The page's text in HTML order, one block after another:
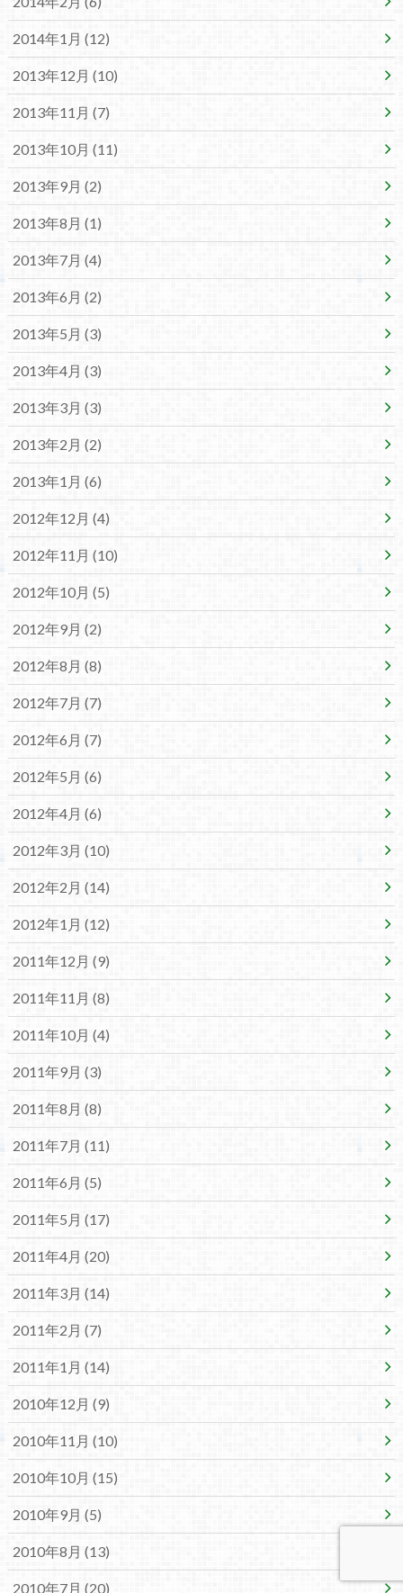
2014年1月 (12)
2013年12月 (10)
2013年11月 (7)
2013年10月 (11)
2013年9月 (2)
2013年8月 (1)
2013年7月 (4)
2013年6月 (2)
2013年5月 (3)
2013年4月 (3)
2013年3月 (3)
2013年2月 (2)
2013年1月 (6)
2012年12月 (4)
2012年11月 (10)
2012年10月 (5)
2012年9月 (2)
2012年8月 (8)
2012年7月 (7)
2012年6月 (7)
2012年5月 (6)
2012年4月 (6)
2012年3月 (10)
2012年2月 (14)
2012年1月 (12)
2011年12月 (9)
2011年11月 (8)
2011年10月 (4)
2011年9月 (3)
2011年8月 (8)
2011年7月 (11)
2011年6月 (5)
2011年5月 (17)
2011年4月 (20)
2011年3月 (14)
2011年2月 (7)
2011年1月 (14)
2010年12月 (9)
2010年11月 (10)
2010年10月 (15)
2010年9月 (5)
2010年8月 (13)
2010年7月 (20)